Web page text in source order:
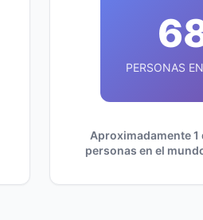
PERSONAS
Aproximadamente 1
personas en el